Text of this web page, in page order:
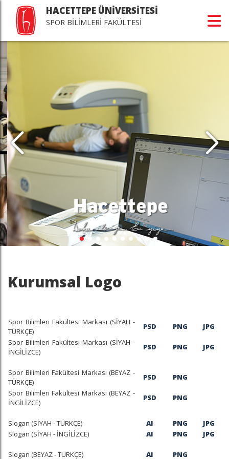
HACETTEPE ÜNİVERSİTESİ
SPOR BİLİMLERİ FAKÜLTESİ
Kurumsal Logo
Spor Bilimleri Fakültesi Markası (SİYAH -
TÜRKÇE)
PSD PNG
JPG
Spor Bilimleri Fakültesi Markası (SİYAH -
İNGİLİZCE)
PSD PNG JPG
Spor Bilimleri Fakültesi Markası (BEYAZ -
TÜRKÇE)
PSD
PNG
Spor Bilimleri Fakültesi Markası (BEYAZ -
İNGİLİZCE)
PSD PNG
Slogan (SİYAH - TÜRKÇE) AI PNG
JPG
Slogan (SİYAH - İNGİLİZCE)
AI PNG JPG
Slogan (BEYAZ - TÜRKÇE) AI PNG